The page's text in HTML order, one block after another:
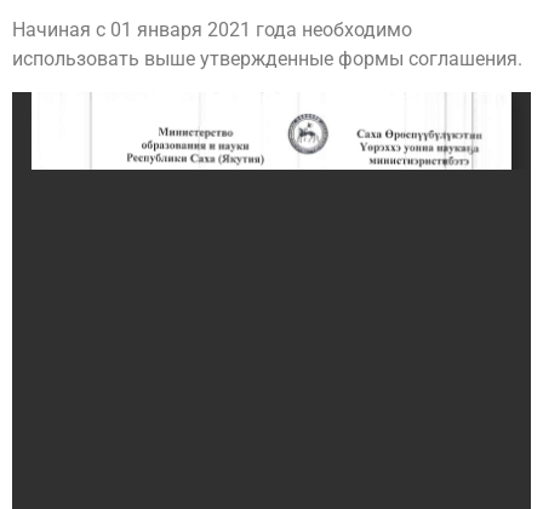
Начиная с 01 января 2021 года необходимо
использовать выше утвержденные формы соглашения.